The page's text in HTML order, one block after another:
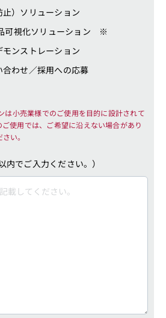
ンストレーション
わせ／採用への応募
小売業様でのご使用を目的に設計されて
使用では、ご希望に沿えない場合があり
内でご入力ください。）
するには必須項目を記入し、このサイト